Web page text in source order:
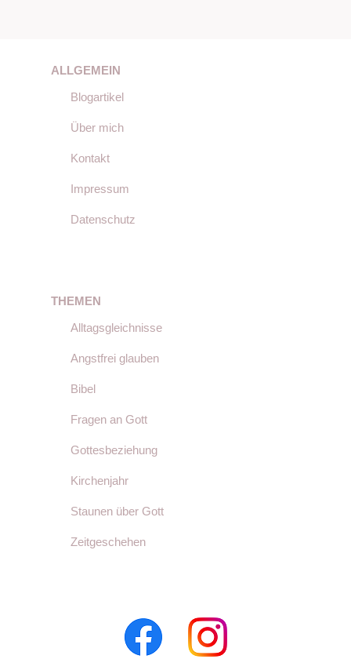
ALLGEMEIN
Blogartikel
Über mich
Kontakt
Impressum
Datenschutz
THEMEN
Alltagsgleichnisse
Angstfrei glauben
Bibel
Fragen an Gott
Gottesbeziehung
Kirchenjahr
Staunen über Gott
Zeitgeschehen